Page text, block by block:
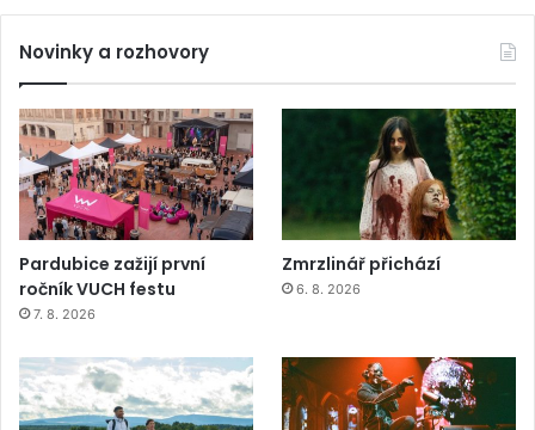
Novinky a rozhovory
Pardubice zažijí první
ročník VUCH festu
7. 8. 2026
Zmrzlinář přichází
6. 8. 2026